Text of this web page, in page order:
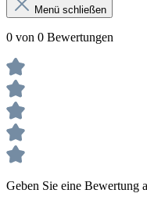
Menü schließen
0 von 0 Bewertungen
Geben Sie eine Bewertung